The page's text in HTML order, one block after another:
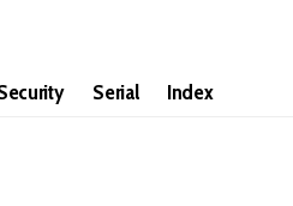
Serial Index